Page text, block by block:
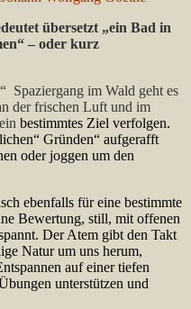
übersetzt „ein Bad in
– oder kurz
Spaziergang im Wald geht es
der frischen Luft und im
bestimmtes Ziel verfolgen.
Gründen“ aufgerafft
oder joggen um den
ebenfalls für eine bestimmte
Bewertung, still, mit offenen
Der Atem gibt den Takt
Natur um uns herum,
auf einer tiefen
unterstützen und